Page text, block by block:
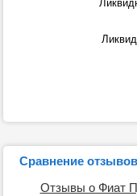
Сравнение
Отзывы о Фиат